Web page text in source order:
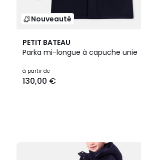
Nouveauté
PETIT BATEAU
Parka mi-longue à capuche unie
à partir de
130,00 €